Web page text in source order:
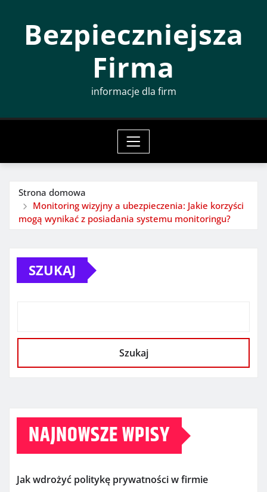
Bezpieczniejsza
Firma
informacje dla firm
Strona domowa
Monitoring wizyjny a ubezpieczenia: Jakie korzyści
mogą wynikać z posiadania systemu monitoringu?
SZUKAJ
Szukaj
NAJNOWSZE WPISY
Jak wdrożyć politykę prywatności w firmie